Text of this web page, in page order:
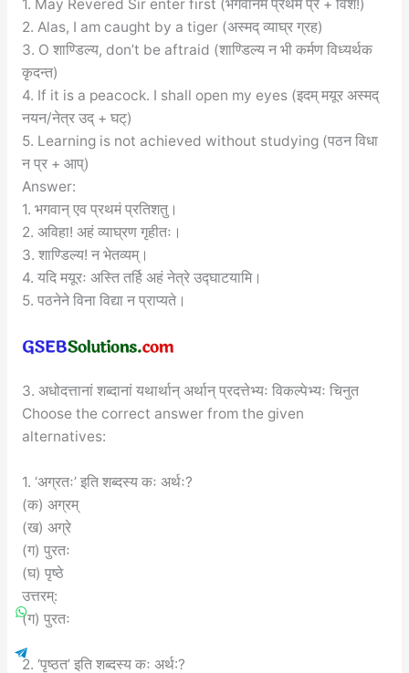
1. May Revered Sir enter first (भगवानम प्रथम प्र + विश!)
2. Alas, I am caught by a tiger (अस्मद् व्याघ्र ग्रह)
3. O शाण्डिल्य, don’t be aftraid (शाण्डिल्य न भी कर्मण विध्यर्थक
कृदन्त)
4. If it is a peacock. I shall open my eyes (इदम् मयूर अस्मद्
नयन/नेत्र उद् + घट्)
5. Learning is not achieved without studying (पठन विधा
न प्र + आप्)
Answer:
1. भगवान् एव प्रथमं प्रतिशतु।
2. अविहा! अहं व्याघ्रण गृहीतः।
3. शाण्डिल्य! न भेतव्यम्।
4. यदि मयूरः अस्ति तर्हि अहं नेत्रे उद्घाटयामि।
5. पठनेने विना विद्या न प्राप्यते।
3. अधोदत्तानां शब्दानां यथार्थान् अर्थान् प्रदत्तेभ्यः विकल्पेभ्यः चिनुत
Choose the correct answer from the given
alternatives:
1. ‘अग्रतः’ इति शब्दस्य कः अर्थः?
(क) अग्रम्
(ख) अग्रे
(ग) पुरतः
(घ) पृष्ठे
उत्तरम्:
(ग) पुरतः
2. ‘पृष्ठत’ इति शब्दस्य कः अर्थ:?